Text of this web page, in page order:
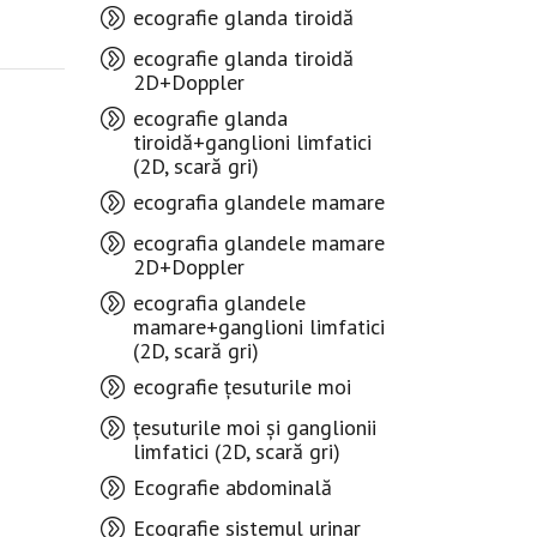
ecografie glanda tiroidă
ecografie glanda tiroidă
2D+Doppler
ecografie glanda
tiroidă+ganglioni limfatici
(2D, scară gri)
ecografia glandele mamare
ecografia glandele mamare
2D+Doppler
ecografia glandele
mamare+ganglioni limfatici
(2D, scară gri)
ecografie țesuturile moi
țesuturile moi și ganglionii
limfatici (2D, scară gri)
Ecografie abdominală
Ecografie sistemul urinar